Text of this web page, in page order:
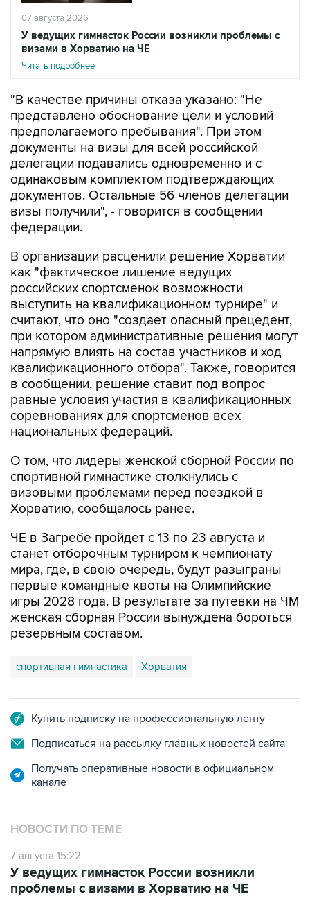
07 августа 2026
У ведущих гимнасток России возникли проблемы с
визами в Хорватию на ЧЕ
Читать подробнее
"В качестве причины отказа указано: "Не
представлено обоснование цели и условий
предполагаемого пребывания". При этом
документы на визы для всей российской
делегации подавались одновременно и с
одинаковым комплектом подтверждающих
документов. Остальные 56 членов делегации
визы получили", - говорится в сообщении
федерации.
В организации расценили решение Хорватии
как "фактическое лишение ведущих
российских спортсменок возможности
выступить на квалификационном турнире" и
считают, что оно "создает опасный прецедент,
при котором административные решения могут
напрямую влиять на состав участников и ход
квалификационного отбора". Также, говорится
в сообщении, решение ставит под вопрос
равные условия участия в квалификационных
соревнованиях для спортсменов всех
национальных федераций.
О том, что лидеры женской сборной России по
спортивной гимнастике столкнулись с
визовыми проблемами перед поездкой в
Хорватию, сообщалось ранее.
ЧЕ в Загребе пройдет с 13 по 23 августа и
станет отборочным турниром к чемпионату
мира, где, в свою очередь, будут разыграны
первые командные квоты на Олимпийские
игры 2028 года. В результате за путевки на ЧМ
женская сборная России вынуждена бороться
резервным составом.
спортивная гимнастика Хорватия
Купить подписку на профессиональную ленту
Подписаться на рассылку главных новостей сайта
Получать оперативные новости в официальном
канале
НОВОСТИ ПО ТЕМЕ
7 августа 15:22
У ведущих гимнасток России возникли
проблемы с визами в Хорватию на ЧЕ